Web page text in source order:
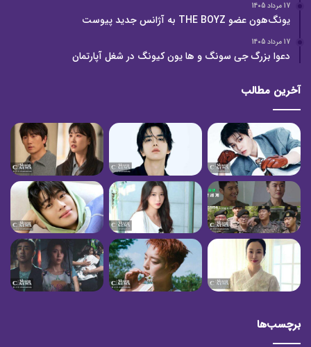
17 مرداد 1405
یونگ‌هون عضو THE BOYZ به آژانس جدید پیوست
17 مرداد 1405
دعوا بزرگ جی سونگ و ها یون کیونگ در شغل آپارتمان
آخرین مطالب
برچسب‌ها